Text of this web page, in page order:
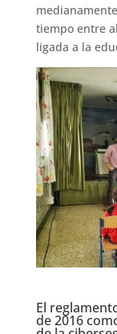
tiempo entre
ligada a la
El
de 2016